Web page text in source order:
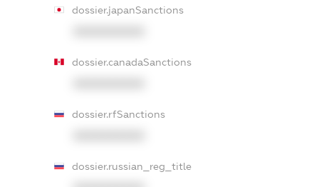
dossier.japanSanctions
dossier.canadaSanctions
dossier.rfSanctions
dossier.russian_reg_title